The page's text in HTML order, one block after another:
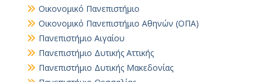
Οικονομικό Πανεπιστήμιο
Οικονομικό Πανεπιστήμιο Αθηνών (ΟΠΑ)
Πανεπιστήμιο Αιγαίου
Πανεπιστήμιο Δυτικής Αττικής
Πανεπιστήμιο Δυτικής Μακεδονίας